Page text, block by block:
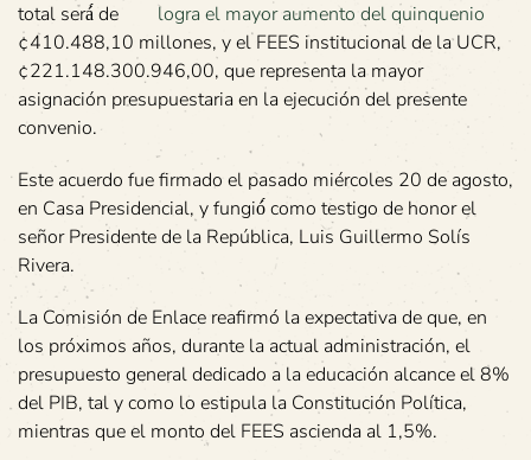
total será́ de
¢410.488,10 millones, y el FEES institucional de la UCR,
¢221.148.300.946,00, que representa la mayor
asignación presupuestaria en la ejecución del presente
convenio.
Este acuerdo fue firmado el pasado miércoles 20 de agosto,
en Casa Presidencial, y fungió́ como testigo de honor el
señor Presidente de la República, Luis Guillermo Solís
Rivera.
La Comisión de Enlace reafirmó la expectativa de que, en
los próximos años, durante la actual administración, el
presupuesto general dedicado a la educación alcance el 8%
del PIB, tal y como lo estipula la Constitución Política,
mientras que el monto del FEES ascienda al 1,5%.